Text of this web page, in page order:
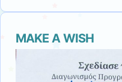
MAKE A WISH